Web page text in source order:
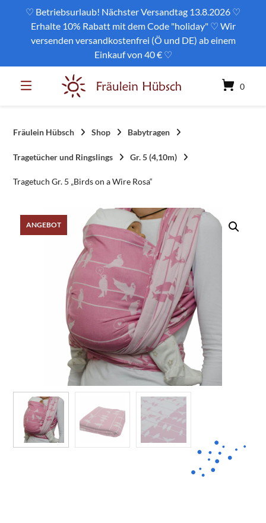
♡ Betriebsurlaub! Nächster Versandtag 13.8.2026 ♡
Erhalte 10% Rabatt mit dem Code "holiday" ♡ Wir
versenden versandkostenfrei (Ö und DE) ab einem
Einkauf von 40 € ♡
0
Fräulein Hübsch Shop Babytragen
Tragetücher und Ringslings Gr. 5 (4,10m)
Tragetuch Gr. 5 „Birds on a Wire Rosa“
ANGEBOT